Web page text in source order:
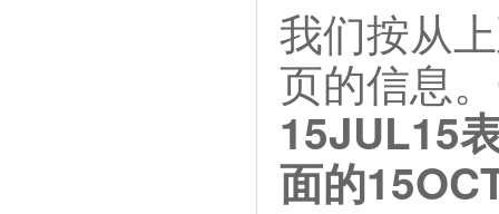
我们按从
页的信息
15JUL15
面的